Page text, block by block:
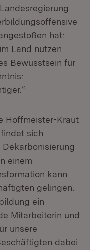
hat:
Land nutzen
Bewusstsein für
Hoffmeister-Kraut
sich
einem
kann
gelingen.
ein
Mitarbeiterin und
unsere
dabei